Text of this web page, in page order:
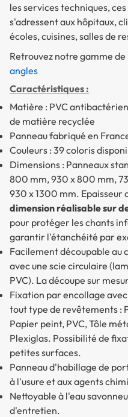
les services techniques,
s'adressent aux hôpitaux,
écoles, cuisines, salles de
Retrouvez notre gamme de
angles
Caractéristiques :
Matière : PVC
de matière recyclée
Panneau fabriqué en
Couleurs : 39 coloris
Dimensions : Panneaux
800 mm, 930 x 800 mm,
930 x 1300 mm. Epaisseur
dimension réalisable sur
pour protéger les chants
garantir l'étanchéité par
Facilement découpable au
avec une scie circulaire
PVC). La découpe sur
Fixation par encollage
tout type de revêtements :
Papier peint, PVC, Tôle
Plexiglas. Possibilité de
petites surfaces.
Panneau d'habillage de
à l'usure et aux agents
Nettoyable à l'eau
d'entretien.